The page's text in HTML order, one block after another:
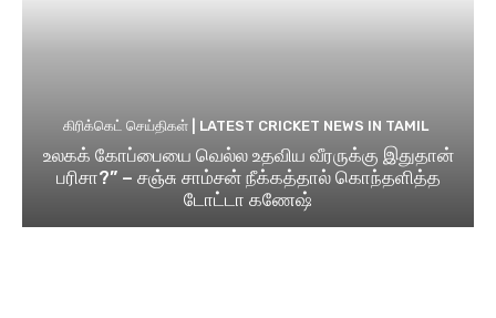
கிரிக்கெட் செய்திகள் | LATEST CRICKET NEWS IN TAMIL
உலகக் கோப்பையை வெல்ல உதவிய வீரருக்கு இதுதான்
பரிசா?” – சஞ்சு சாம்சன் நீக்கத்தால் கொந்தளித்த
டோட்டா கணேஷ்